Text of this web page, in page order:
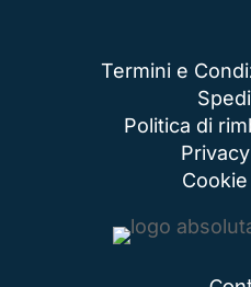
Termini e
Politica di